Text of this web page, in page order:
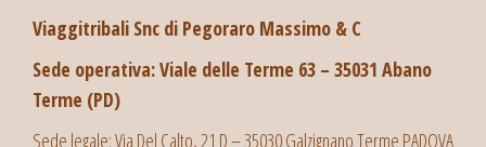
Viaggitribali Snc di Pegoraro Massimo & C
Sede operativa: Viale delle Terme 63 – 35031 Abano
Terme (PD)
Sede legale: Via Del Calto, 21 D – 35030 Galzignano Terme PADOVA